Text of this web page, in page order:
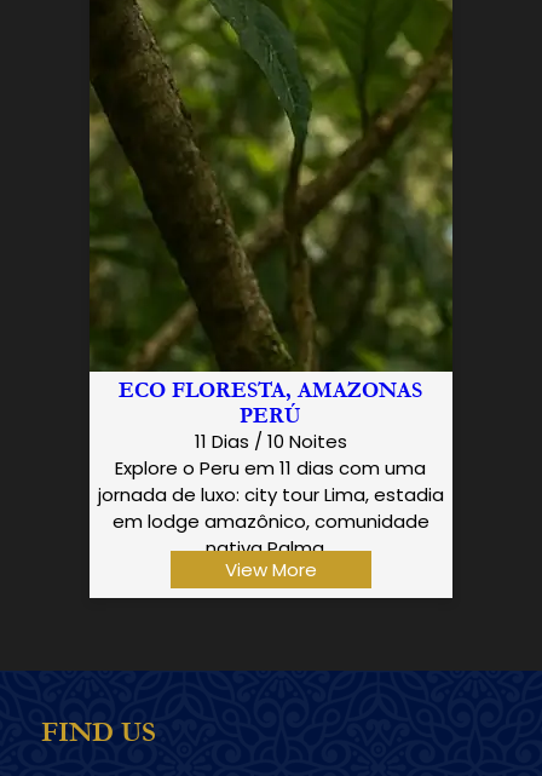
ECO FLORESTA, AMAZONAS
PERÚ
11 Dias / 10 Noites
Explore o Peru em 11 dias com uma
jornada de luxo: city tour Lima, estadia
em lodge amazônico, comunidade
nativa Palma…
View More
FIND US